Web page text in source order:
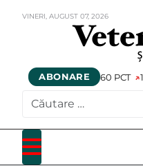
VINERI, AUGUST 07,2026
ABONARE 60 PCT